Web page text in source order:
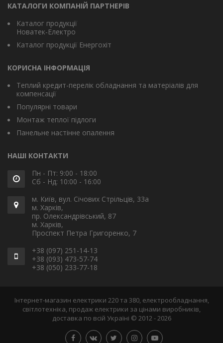
КАТАЛОГИ КОМПАНІЙ ПАРТНЕРІВ
Каталог продукції
Новатек-Електро
Каталог продукції Енергохіт
КОРИСНА ІНФОРМАЦІЯ
Теплий кредит-перелік обладнання та матеріалів для
компенсації
Популярні товари
Монтаж теплої підлоги
Панельне настінне опалення
НАШІ КОНТАКТИ
Пн - Пт: 9:00 - 18:00
Сб - Нд: 10:00 - 16:00
м. Київ, вул. Січових Стрільців, 33а
м. Харків,
пр. Олександрівський, 87
м. Харків,
Проспект Петра Григоренко, 7
+38 (097) 251-14-13
+38 (093) 473-57-74
+38 (050) 233-77-18
Інтернет-магазин електрики 220 та 380, електрообладнання,
світлотехніка, продаж електрики за цінами виробників,
доставка по всій Україні © 2012 - 2026